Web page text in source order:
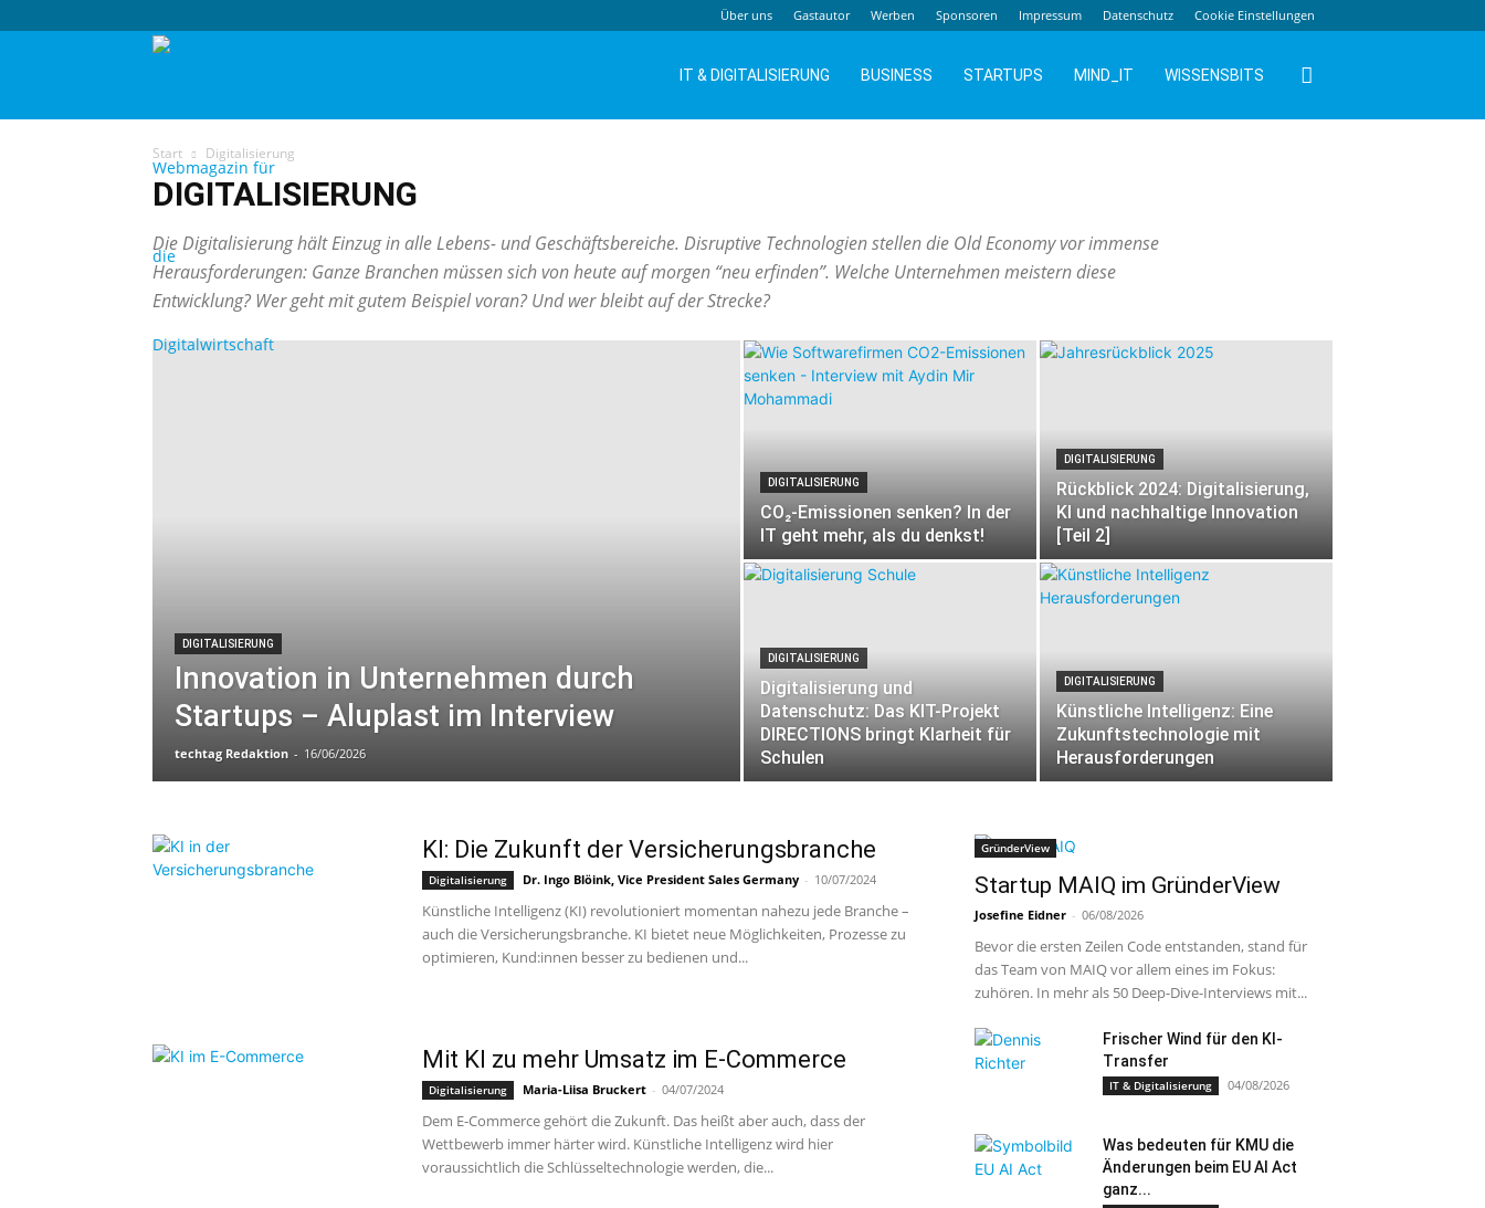
Über uns Gastautor Werben Sponsoren Impressum Datenschutz Cookie Einstellungen
IT & DIGITALISIERUNG BUSINESS STARTUPS MIND_IT WISSENSBITS
Start Digitalisierung
DIGITALISIERUNG
Die Digitalisierung hält Einzug in alle Lebens- und Geschäftsbereiche. Disruptive Technologien stellen die Old Economy vor immense
Herausforderungen: Ganze Branchen müssen sich von heute auf morgen “neu erfinden”. Welche Unternehmen meistern diese
Entwicklung? Wer geht mit gutem Beispiel voran? Und wer bleibt auf der Strecke?
DIGITALISIERUNG
Innovation in Unternehmen durch
Startups – Aluplast im Interview
techtag Redaktion - 16/06/2026
DIGITALISIERUNG
CO₂-Emissionen senken? In der
IT geht mehr, als du denkst!
DIGITALISIERUNG
Rückblick 2024: Digitalisierung,
KI und nachhaltige Innovation
[Teil 2]
DIGITALISIERUNG
Digitalisierung und
Datenschutz: Das KIT-Projekt
DIRECTIONS bringt Klarheit für
Schulen
DIGITALISIERUNG
Künstliche Intelligenz: Eine
Zukunftstechnologie mit
Herausforderungen
KI: Die Zukunft der Versicherungsbranche
Digitalisierung Dr. Ingo Blöink, Vice President Sales Germany - 10/07/2024
Künstliche Intelligenz (KI) revolutioniert momentan nahezu jede Branche –
auch die Versicherungsbranche. KI bietet neue Möglichkeiten, Prozesse zu
optimieren, Kund:innen besser zu bedienen und...
Mit KI zu mehr Umsatz im E-Commerce
Digitalisierung Maria-Liisa Bruckert - 04/07/2024
Dem E-Commerce gehört die Zukunft. Das heißt aber auch, dass der
Wettbewerb immer härter wird. Künstliche Intelligenz wird hier
voraussichtlich die Schlüsseltechnologie werden, die...
GründerView
Startup MAIQ im GründerView
Josefine Eidner - 06/08/2026
Bevor die ersten Zeilen Code entstanden, stand für
das Team von MAIQ vor allem eines im Fokus:
zuhören. In mehr als 50 Deep-Dive-Interviews mit...
Frischer Wind für den KI-
Transfer
IT & Digitalisierung 04/08/2026
Was bedeuten für KMU die
Änderungen beim EU AI Act
ganz...